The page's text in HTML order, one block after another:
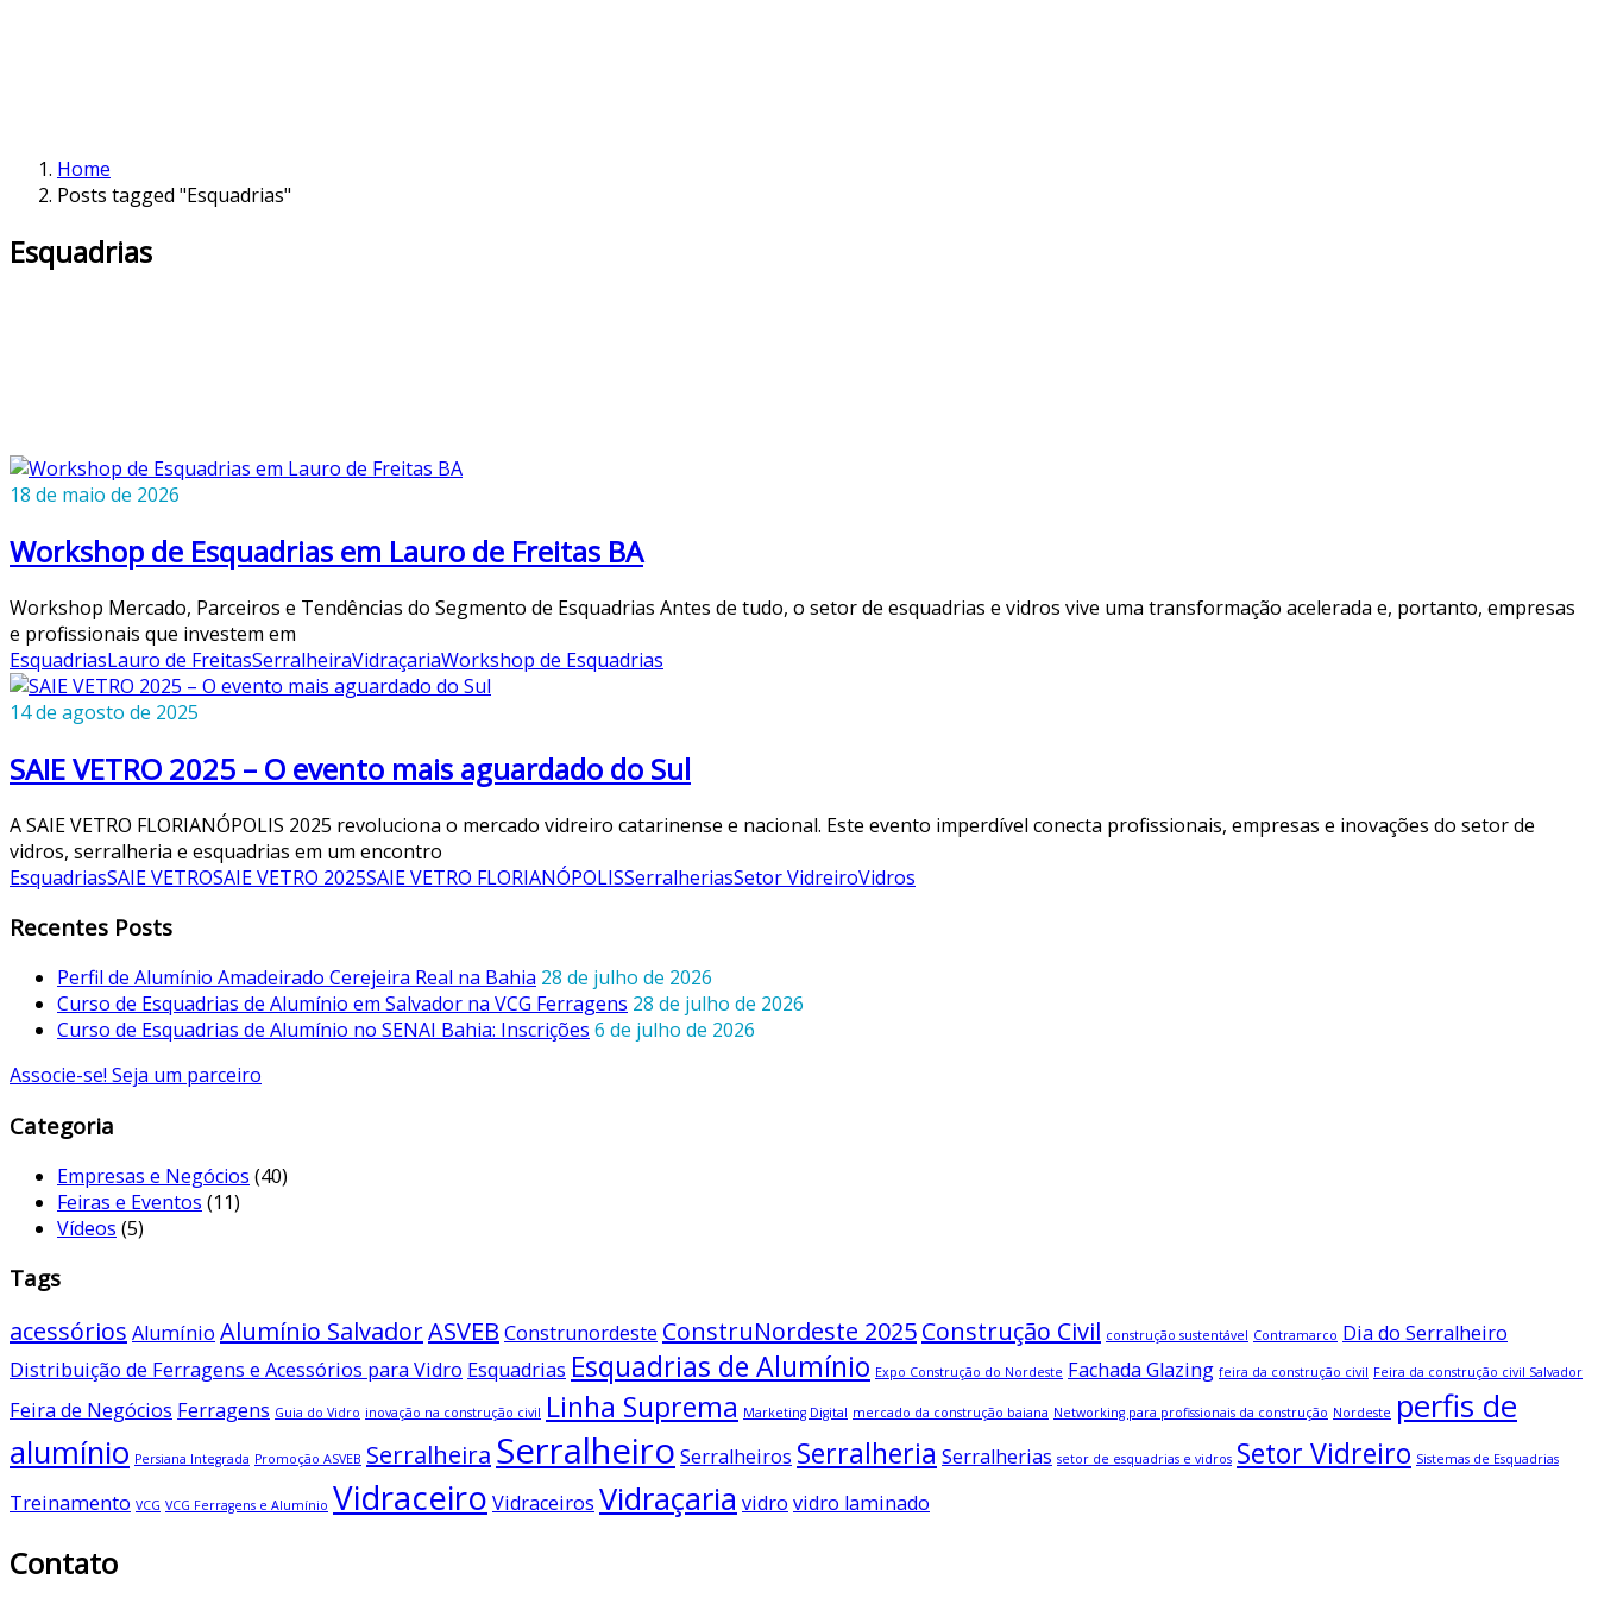
Home
Posts tagged "Esquadrias"
Esquadrias
18 de maio de 2026
Workshop de Esquadrias em Lauro de Freitas BA
Workshop Mercado, Parceiros e Tendências do Segmento de Esquadrias Antes de tudo, o setor de esquadrias e vidros vive uma transformação acelerada e, portanto, empresas
e profissionais que investem em
EsquadriasLauro de FreitasSerralheiraVidraçariaWorkshop de Esquadrias
14 de agosto de 2025
SAIE VETRO 2025 – O evento mais aguardado do Sul
A SAIE VETRO FLORIANÓPOLIS 2025 revoluciona o mercado vidreiro catarinense e nacional. Este evento imperdível conecta profissionais, empresas e inovações do setor de
vidros, serralheria e esquadrias em um encontro
EsquadriasSAIE VETROSAIE VETRO 2025SAIE VETRO FLORIANÓPOLISSerralheriasSetor VidreiroVidros
Recentes Posts
Perfil de Alumínio Amadeirado Cerejeira Real na Bahia 28 de julho de 2026
Curso de Esquadrias de Alumínio em Salvador na VCG Ferragens 28 de julho de 2026
Curso de Esquadrias de Alumínio no SENAI Bahia: Inscrições 6 de julho de 2026
Associe-se! Seja um parceiro
Categoria
Empresas e Negócios (40)
Feiras e Eventos (11)
Vídeos (5)
Tags
acessórios Alumínio Alumínio SalvadorASVEB Construnordeste ConstruNordeste 2025Construção Civil construção sustentável Contramarco Dia do Serralheiro
Distribuição de Ferragens e Acessórios para Vidro Esquadrias Esquadrias de Alumínio Expo Construção do Nordeste Fachada Glazing feira da construção civil Feira da construção civil Salvador
Feira de Negócios Ferragens Guia do Vidro inovação na construção civil Linha Suprema Marketing Digital mercado da construção baiana Networking para profissionais da construção Nordeste perfis de
alumínio Persiana Integrada Promoção ASVEB Serralheira Serralheiro Serralheiros Serralheria Serralherias setor de esquadrias e vidros Setor Vidreiro Sistemas de Esquadrias
Treinamento VCG VCG Ferragens e Alumínio Vidraceiro Vidraceiros Vidraçaria vidro vidro laminado
Contato